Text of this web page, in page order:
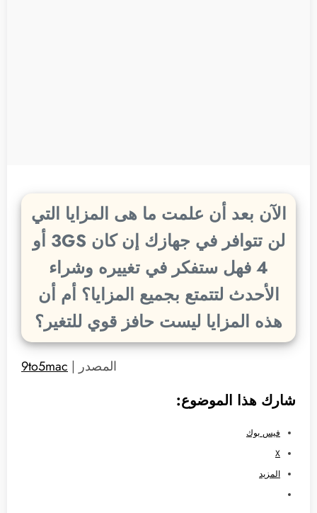
الآن بعد أن علمت ما هى المزايا التي
لن تتوافر في جهازك إن كان 3GS أو
4 فهل ستفكر في تغييره وشراء
الأحدث لتتمتع بجميع المزايا؟ أم أن
هذه المزايا ليست حافز قوي للتغير؟
المصدر | 9to5mac
شارك هذا الموضوع:
فيس بوك
X
المزيد